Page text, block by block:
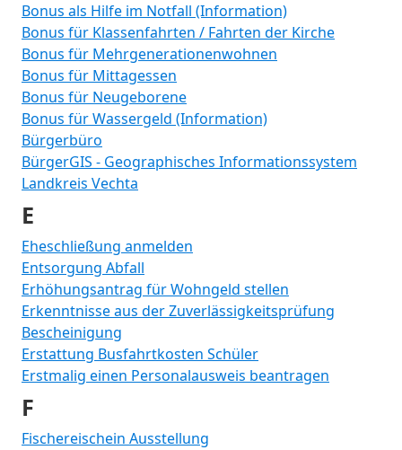
Bonus als Hilfe im Notfall (Information)
Bonus für Klassenfahrten / Fahrten der Kirche
Bonus für Mehrgenerationenwohnen
Bonus für Mittagessen
Bonus für Neugeborene
Bonus für Wassergeld (Information)
Bürgerbüro
BürgerGIS - Geographisches Informationssystem
Landkreis Vechta
E
Eheschließung anmelden
Entsorgung Abfall
Erhöhungsantrag für Wohngeld stellen
Erkenntnisse aus der Zuverlässigkeitsprüfung
Bescheinigung
Erstattung Busfahrtkosten Schüler
Erstmalig einen Personalausweis beantragen
F
Fischereischein Ausstellung